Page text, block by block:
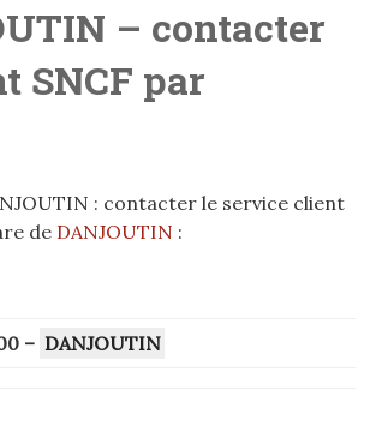
– contacter
SNCF par
: contacter le service client
de DANJOUTIN :
– DANJOUTIN